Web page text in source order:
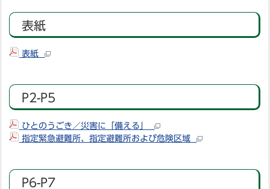
表紙
表紙
P2-P5
ひとのうごき／災害に「備える」
指定緊急避難所、指定避難所および危険区域
P6-P7